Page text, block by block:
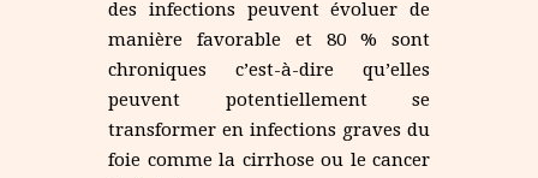
des infections peuvent évoluer de
manière favorable et 80 % sont
chroniques c’est-à-dire qu’elles
peuvent potentiellement se
transformer en infections graves du
foie comme la cirrhose ou le cancer